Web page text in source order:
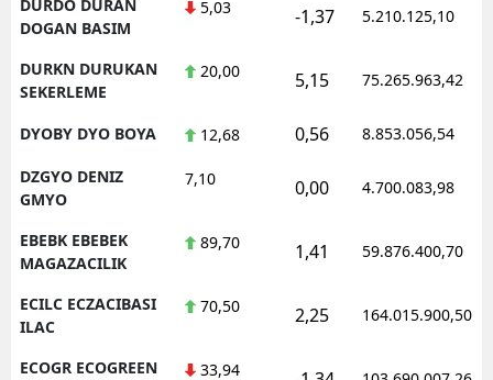
DURDO DURAN
DOGAN BASIM
5,03 -1,37 5.210.125,10
DURKN DURUKAN
SEKERLEME
20,00 5,15 75.265.963,42
DYOBY DYO BOYA 12,68 0,56 8.853.056,54
DZGYO DENIZ
GMYO
7,10 0,00 4.700.083,98
EBEBK EBEBEK
MAGAZACILIK
89,70 1,41 59.876.400,70
ECILC ECZACIBASI
ILAC
70,50 2,25 164.015.900,50
ECOGR ECOGREEN
33,94